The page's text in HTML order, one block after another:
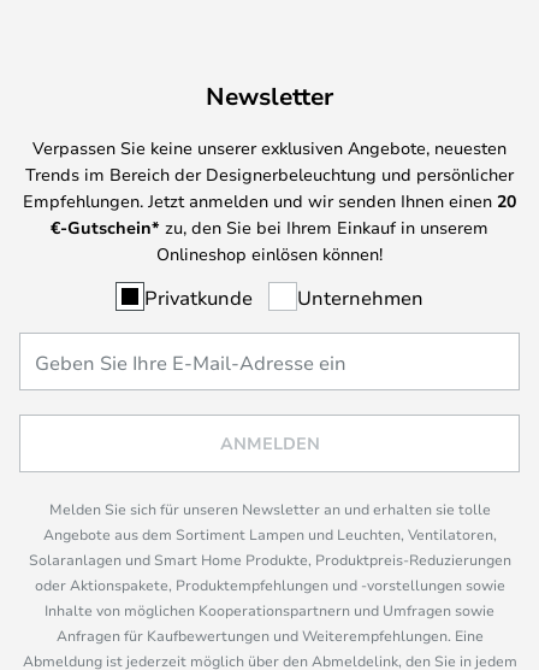
Newsletter
Verpassen Sie keine unserer exklusiven Angebote, neuesten
Trends im Bereich der Designerbeleuchtung und persönlicher
Empfehlungen. Jetzt anmelden und wir senden Ihnen einen 20
€-Gutschein* zu, den Sie bei Ihrem Einkauf in unserem
Onlineshop einlösen können!
Privatkunde Unternehmen
ANMELDEN
Melden Sie sich für unseren Newsletter an und erhalten sie tolle
Angebote aus dem Sortiment Lampen und Leuchten, Ventilatoren,
Solaranlagen und Smart Home Produkte, Produktpreis-Reduzierungen
oder Aktionspakete, Produktempfehlungen und -vorstellungen sowie
Inhalte von möglichen Kooperationspartnern und Umfragen sowie
Anfragen für Kaufbewertungen und Weiterempfehlungen. Eine
Abmeldung ist jederzeit möglich über den Abmeldelink, den Sie in jedem